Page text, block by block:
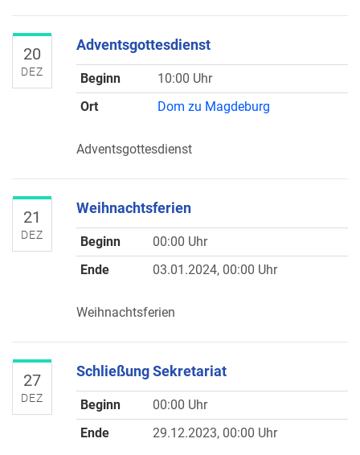
20
DEZ
Adventsgottesdienst
Beginn
10:00 Uhr
Ort
Dom zu Magdeburg
Adventsgottesdienst
21
DEZ
Weihnachtsferien
Beginn
00:00 Uhr
Ende
03.01.2024, 00:00 Uhr
Weihnachtsferien
27
DEZ
Schließung Sekretariat
Beginn
00:00 Uhr
Ende
29.12.2023, 00:00 Uhr